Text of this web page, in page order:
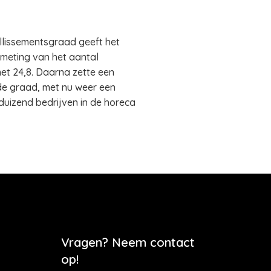
geeft het
van het aantal
24,8. Daarna zette een
graad, met nu weer een
bedrijven in de horeca
Vragen? Neem contact
op!